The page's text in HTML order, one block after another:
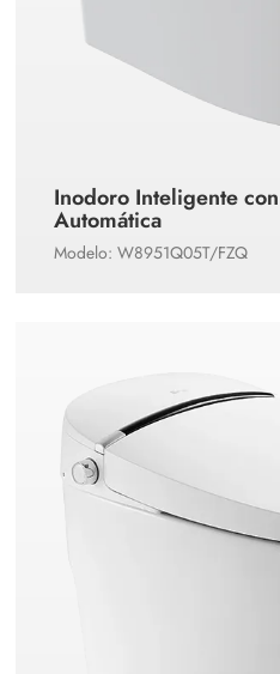
Inodoro Inteligente
Automática
Modelo: W8951Q05T/FZQ